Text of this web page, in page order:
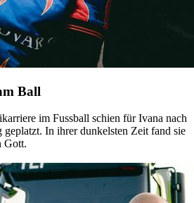
Ball
im Fussball schien für Ivana nach
geplatzt. In ihrer dunkelsten Zeit fand sie
Gott.